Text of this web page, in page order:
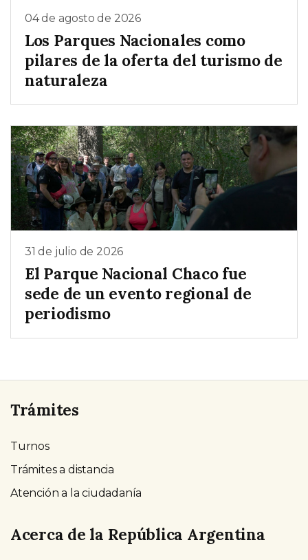
04 de agosto de 2026
Los Parques Nacionales como
pilares de la oferta del turismo de
naturaleza
31 de julio de 2026
El Parque Nacional Chaco fue
sede de un evento regional de
periodismo
Trámites
Turnos
Trámites a distancia
Atención a la ciudadanía
Acerca de la República Argentina